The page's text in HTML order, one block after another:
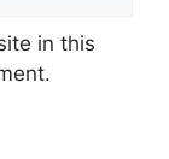
in this